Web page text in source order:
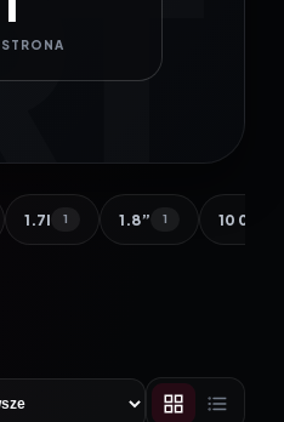
STRONA
1.7l 1 1.8” 1 10 000